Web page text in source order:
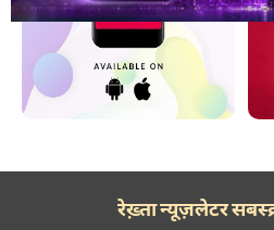
रेख़्ता न्यूज़लेटर